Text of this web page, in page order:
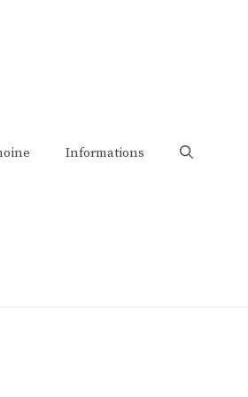
Informations